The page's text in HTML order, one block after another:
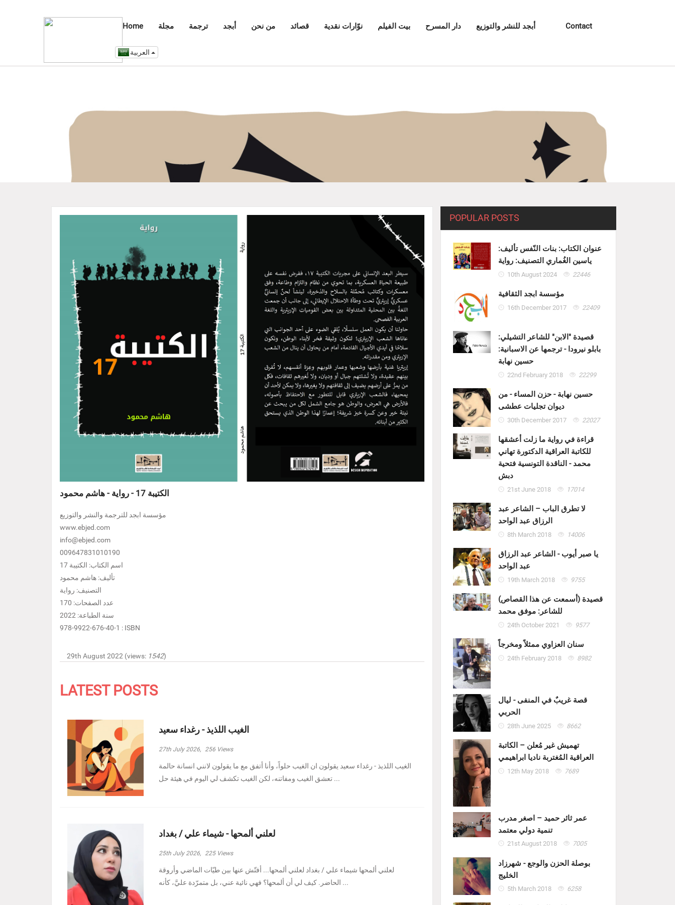
Home مجلة ترجمة أبجد من نحن قصائد نوّارات نقدية بيت الفيلم دار المسرح أبجد للنشر والتوزيع Contact
الكتيبة 17 - رواية - هاشم محمود
مؤسسة ابجد للترجمة والنشر والتوزيع
www.ebjed.com
info@ebjed.com
009647831010190
اسم الكتاب: الكتيبة 17
تأليف: هاشم محمود
التصنيف: رواية
عدد الصفحات: 170
سنة الطباعة: 2022
978-9922-676-40-1 : ISBN
29th August 2022 (views: 1542)
LATEST POSTS
الغيب اللذيذ - رغداء سعيد
27th July 2026, 256Views
الغيب اللذيذ - رغداء سعيد يقولون ان الغيب حلواً، وأنا أتفق مع ما يقولون لانني انسانة حالمة
تعشق الغيب ومفاتنه، لكن الغيب تكشف لي اليوم في هيئة حل ...
لعلني ألمحها - شيماء علي / بغداد
25th July 2026, 225Views
لعلني ألمحها شيماء علي / بغداد لعلني ألمحها... أفتّش عنها بين طيّات الماضي وأروقة
الحاضر. كيف لي أن ألمحها؟ فهي نائية عني، بل متمرّدة عليَّ، كأنه ...
POPULAR POSTS
عنوان الكتاب: بنات النّفس تأليف:
ياسين الغُماري التصنيف: رواية
10th August 2024 22446
مؤسسة ابجد الثقافية
16th December 2017 22409
قصيدة "الابن" للشاعر التشيلي:
بابلو نيرودا - ترجمها عن الاسبانية:
حسين نهابة
22nd February 2018 22299
حسين نهابة - حزن المساء - من
ديوان تجليات عطشى
30th December 2017 22027
قراءة في رواية ما زلت أعشقها
للكاتبة العراقية الدكتورة تهاني
محمد - الناقدة التونسية فتحية
دبش
21st June 2018 17014
لا تطرق الباب – الشاعر عبد
الرزاق عبد الواحد
8th March 2018 14006
يا صبر أيوب - الشاعر عبد الرزاق
عبد الواحد
19th March 2018 9755
قصيدة (أسمعت عن هذا القصاص)
للشاعر: موفق محمد
24th October 2021 9577
سنان العزاوي ممثلاً ومخرجاً
24th February 2018 8982
قصة غريبٌ في المنفى - ليال
الحربي
28th June 2025 8662
تهميش غير مُعلن – الكاتبة
العراقية المُغتربة ناديا ابراهيمي
12th May 2018 7689
عمر ثائر حميد – اصغر مدرب
تنمية دولي معتمد
21st August 2018 7005
بوصلة الحزن والوجع - شهرزاد
الخليج
5th March 2018 6258